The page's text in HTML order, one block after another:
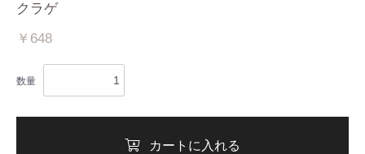
クラゲ
￥648
数量
カートに入れる